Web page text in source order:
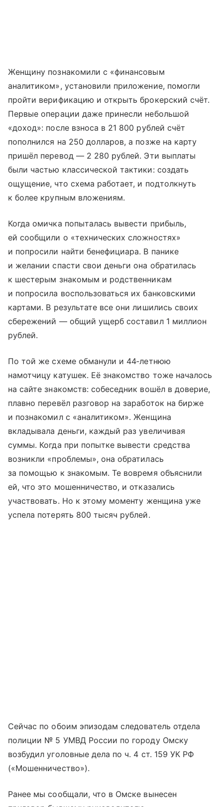
Женщину познакомили с «финансовым
аналитиком», установили приложение, помогли
пройти верификацию и открыть брокерский счёт.
Первые операции даже принесли небольшой
«доход»: после взноса в 21 800 рублей счёт
пополнился на 250 долларов, а позже на карту
пришёл перевод — 2 280 рублей. Эти выплаты
были частью классической тактики: создать
ощущение, что схема работает, и подтолкнуть
к более крупным вложениям.
Когда омичка попыталась вывести прибыль,
ей сообщили о «технических сложностях»
и попросили найти бенефициара. В панике
и желании спасти свои деньги она обратилась
к шестерым знакомым и родственникам
и попросила воспользоваться их банковскими
картами. В результате все они лишились своих
сбережений — общий ущерб составил 1 миллион
рублей.
По той же схеме обманули и 44‑летнюю
намотчицу катушек. Её знакомство тоже началось
на сайте знакомств: собеседник вошёл в доверие,
плавно перевёл разговор на заработок на бирже
и познакомил с «аналитиком». Женщина
вкладывала деньги, каждый раз увеличивая
суммы. Когда при попытке вывести средства
возникли «проблемы», она обратилась
за помощью к знакомым. Те вовремя объяснили
ей, что это мошенничество, и отказались
участвовать. Но к этому моменту женщина уже
успела потерять 800 тысяч рублей.
Сейчас по обоим эпизодам следователь отдела
полиции № 5 УМВД России по городу Омску
возбудил уголовные дела по ч. 4 ст. 159 УК РФ
(«Мошенничество»).
Ранее мы сообщали, что в Омске вынесен